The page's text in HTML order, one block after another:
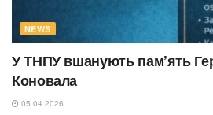
NEWS
У ТНПУ вшанують пам’ять
Коновала
05.04.2026